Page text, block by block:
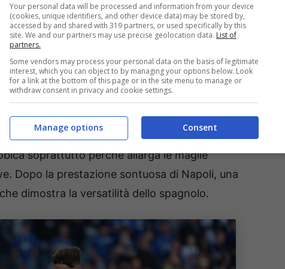
qualche settimana fuori dai radar anche per
aveva formato con Lucumì una coppia
spesso le galoppate di Zappacosta e
di ottima caratura. Quando sale crea
soprattutto perché allarga le maglie
Dopo la prestazione sontuosa di Napoli, una
dimostra la versatilità dello spagnolo.
Your personal data will be processed and information from your device
(cookies, unique identifiers, and other device data) may be stored by,
accessed by and shared with 319 partners, or used specifically by this
site. We and our partners may use precise geolocation data. List of
partners.
Some vendors may process your personal data on the basis of legitimate
interest, which you can object to by managing your options below. Look
for a link at the bottom of this page or in the site menu to manage or
withdraw consent in privacy and cookie settings.
Consent
Manage options